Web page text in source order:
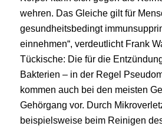
wehren. Das Gleiche gilt für
gesundheitsbedingt
einnehmen“, verdeutlicht Frank
Tückische: Die für die
Bakterien – in der Regel
kommen auch bei den meisten
Gehörgang vor. Durch
beispielsweise beim Reinigen